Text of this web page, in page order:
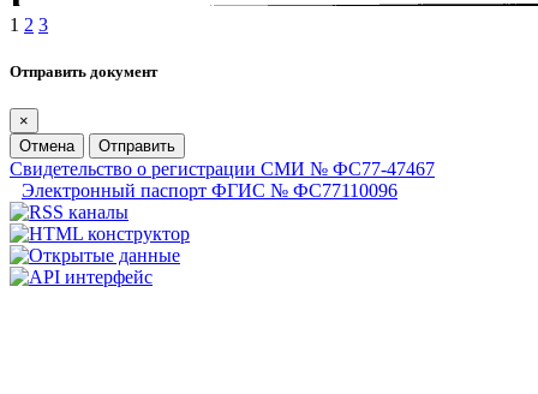
1 2 3
Отправить документ
×
Отмена
Отправить
Свидетельство о регистрации СМИ № ФС77-47467
Электронный паспорт ФГИС № ФС77110096